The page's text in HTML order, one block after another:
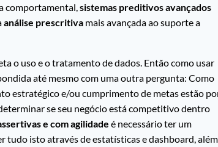
comportamental, sistemas preditivosavançados
análise prescritiva mais avançada ao suporte a
o uso e o tratamento de dados. Então como usar
até mesmo com uma outra pergunta: Como
estratégico e/ou cumprimento de metas estão
se seu negócio está competitivo dentro
e com agilidade é necessário ter um
tudo isto através de estatísticas e dashboard, além